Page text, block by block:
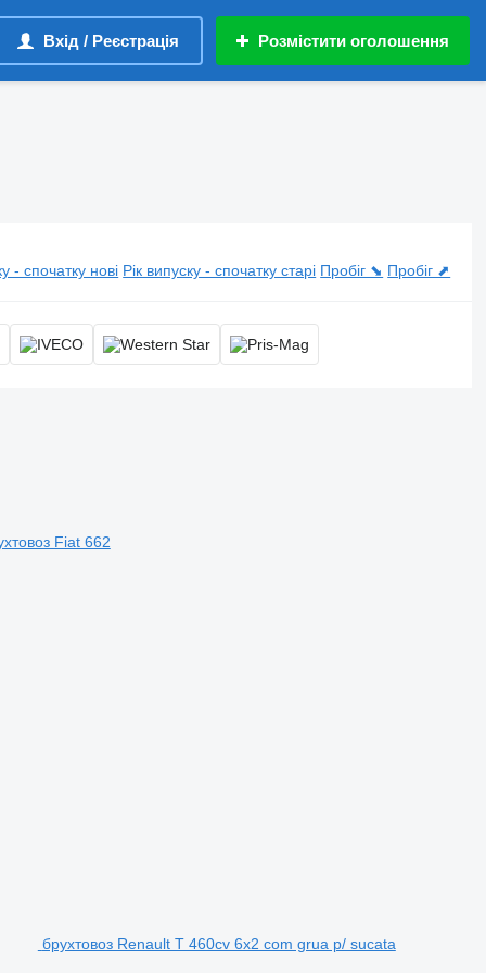
Вхід / Реєстрація Розмістити оголошення
- спочатку нові Рік випуску - спочатку старі Пробіг ⬊ Пробіг ⬈
Fiat 662
брухтовоз Renault T 460cv 6x2 com grua p/ sucata